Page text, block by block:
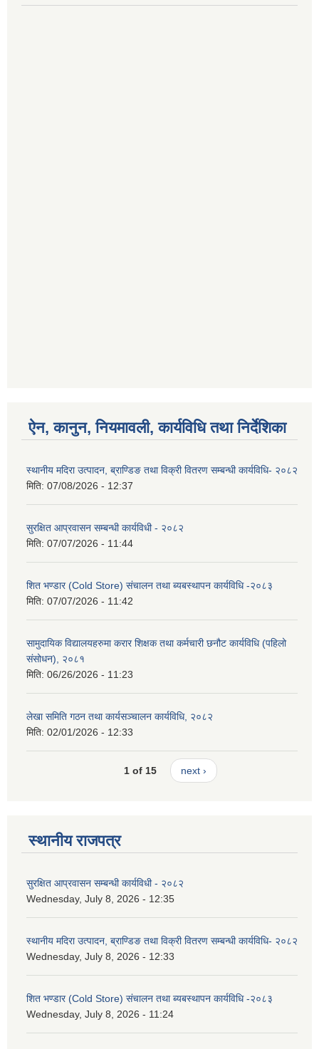
ऐन, कानुन, नियमावली, कार्यविधि तथा निर्देशिका
स्थानीय मदिरा उत्पादन, ब्राण्डिङ तथा विक्री वितरण सम्बन्धी कार्यविधि- २०८२
मिति: 07/08/2026 - 12:37
सुरक्षित आप्रवासन सम्बन्धी कार्यविधी - २०८२
मिति: 07/07/2026 - 11:44
शित भण्डार (Cold Store) संचालन तथा ब्यबस्थापन कार्यविधि -२०८३
मिति: 07/07/2026 - 11:42
सामुदायिक विद्यालयहरुमा करार शिक्षक तथा कर्मचारी छनौट कार्यविधि (पहिलो
संसोधन), २०८१
मिति: 06/26/2026 - 11:23
लेखा समिति गठन तथा कार्यसञ्चालन कार्यविधि, २०८२
मिति: 02/01/2026 - 12:33
1 of 15 next ›
स्थानीय राजपत्र
सुरक्षित आप्रवासन सम्बन्धी कार्यविधी - २०८२
Wednesday, July 8, 2026 - 12:35
स्थानीय मदिरा उत्पादन, ब्राण्डिङ तथा विक्री वितरण सम्बन्धी कार्यविधि- २०८२
Wednesday, July 8, 2026 - 12:33
शित भण्डार (Cold Store) संचालन तथा ब्यबस्थापन कार्यविधि -२०८३
Wednesday, July 8, 2026 - 11:24